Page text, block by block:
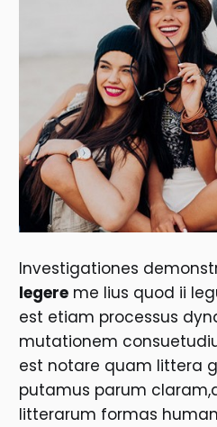
Investigationes
legereme lius quod ii
est etiam processus
mutationem
est notare quam littera
putamus parum
litterarum formas